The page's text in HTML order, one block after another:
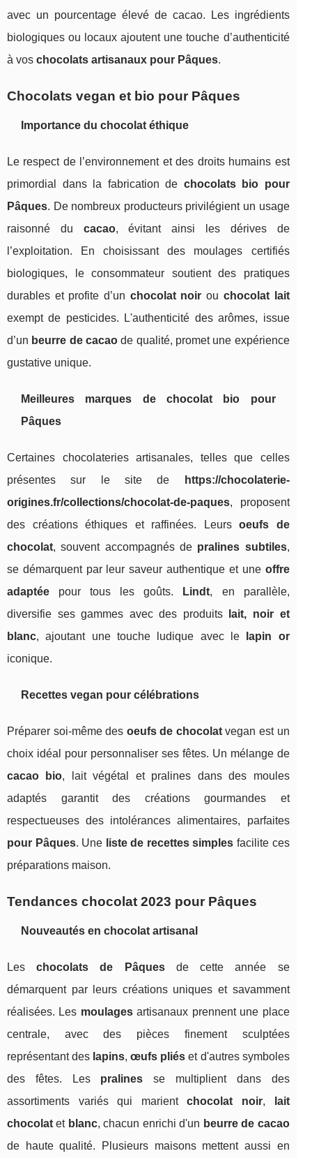
avec un pourcentage élevé de cacao. Les ingrédients
biologiques ou locaux ajoutent une touche d’authenticité
à vos chocolats artisanaux pour Pâques.
Chocolats vegan et bio pour Pâques
Importance du chocolat éthique
Le respect de l’environnement et des droits humains est
primordial dans la fabrication de chocolats bio pour
Pâques. De nombreux producteurs privilégient un usage
raisonné du cacao, évitant ainsi les dérives de
l’exploitation. En choisissant des moulages certifiés
biologiques, le consommateur soutient des pratiques
durables et profite d’un chocolat noir ou chocolat lait
exempt de pesticides. L'authenticité des arômes, issue
d’un beurre de cacaode qualité, promet une expérience
gustative unique.
Meilleures marques de chocolat bio pour
Pâques
Certaines chocolateries artisanales, telles que celles
présentes sur le site de
https://chocolaterie-
origines.fr/collections/chocolat-de-paques, proposent
des créations éthiques et raffinées. Leursoeufs de
chocolat, souvent accompagnés de pralines subtiles,
se démarquent par leur saveur authentique et une offre
adaptée pour tous les goûts. Lindt, en parallèle,
diversifie ses gammes avec des produits
lait, noir et
blanc, ajoutant une touche ludique avec le
lapin or
iconique.
Recettes vegan pour célébrations
Préparer soi-même des oeufs de chocolatvegan est un
choix idéal pour personnaliser ses fêtes. Un mélange de
cacao bio, lait végétal et pralines dans des moules
adaptés garantit des créations gourmandes et
respectueuses des intolérances alimentaires, parfaites
pour Pâques. Une liste de recettes simples facilite ces
préparations maison.
Tendances chocolat 2023 pour Pâques
Nouveautés en chocolat artisanal
Leschocolats de Pâquesde cette année se
démarquent par leurs créations uniques et savamment
réalisées. Les moulagesartisanaux prennent une place
centrale, avec des pièces finement sculptées
représentant des lapins,œufs pliés et d'autres symboles
des fêtes. Les pralines se multiplient dans des
assortiments variés qui marientchocolat noir,
lait
chocolat et blanc, chacun enrichi d'un beurre de cacao
de haute qualité. Plusieurs maisons mettent aussi en